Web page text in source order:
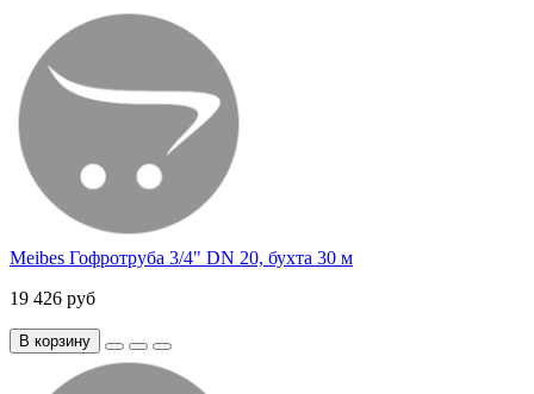
Meibes Гофротруба 3/4" DN 20, бухта 30 м
19 426 руб
В корзину